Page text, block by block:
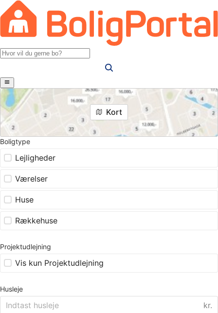
Kort
Boligtype
Lejligheder
Værelser
Huse
Rækkehuse
Projektudlejning
Vis kun Projektudlejning
Husleje
kr.